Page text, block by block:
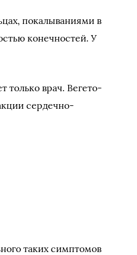
покалываниями в
конечностей. У
только врач. Вегето-
сердечно-
таких симптомов